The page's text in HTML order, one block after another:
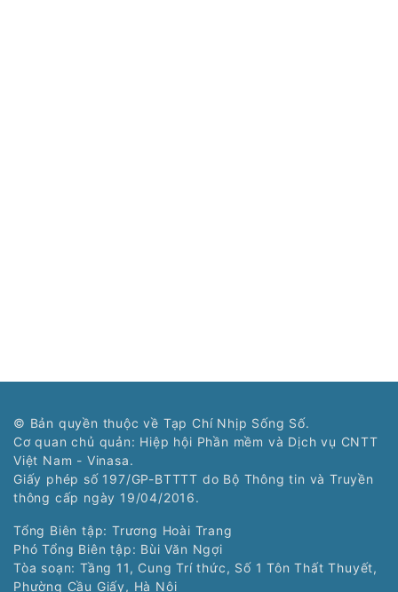
© Bản quyền thuộc về Tạp Chí Nhịp Sống Số.
Cơ quan chủ quản: Hiệp hội Phần mềm và Dịch vụ CNTT
Việt Nam - Vinasa.
Giấy phép số 197/GP-BTTTT do Bộ Thông tin và Truyền
thông cấp ngày 19/04/2016.
Tổng Biên tập: Trương Hoài Trang
Phó Tổng Biên tập: Bùi Văn Ngợi
Tòa soạn: Tầng 11, Cung Trí thức, Số 1 Tôn Thất Thuyết,
Phường Cầu Giấy, Hà Nội